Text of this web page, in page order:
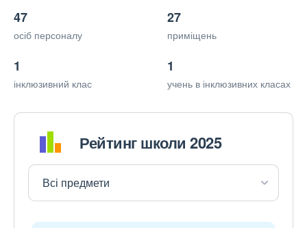
47
осіб персоналу
27
приміщень
1
інклюзивний клас
1
учень в інклюзивних класах
Рейтинг школи 2025